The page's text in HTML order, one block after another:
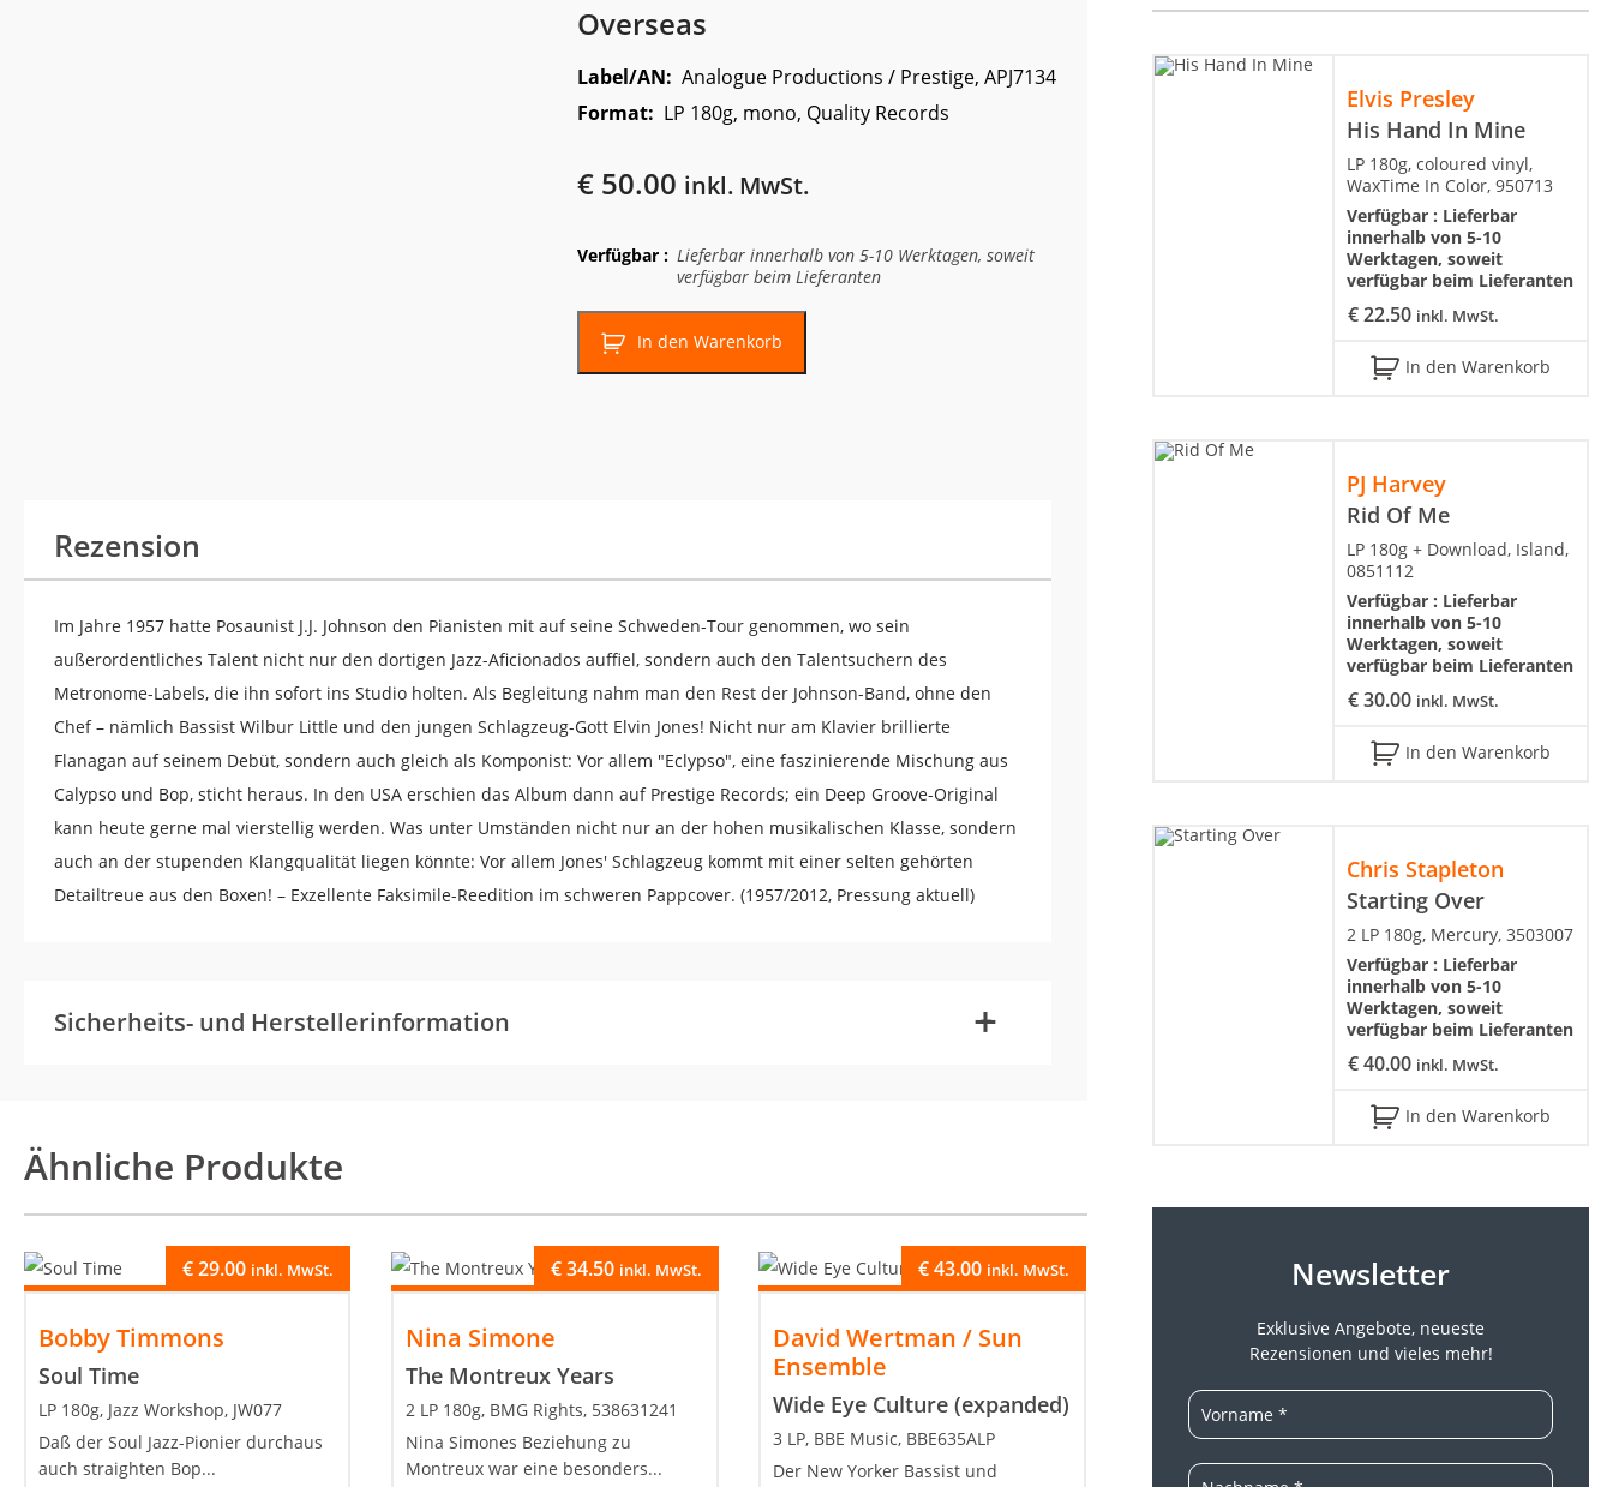
Overseas
Label/AN: Analogue Productions / Prestige, APJ7134
Format: LP 180g, mono, Quality Records
€50.00 inkl. MwSt.
Verfügbar : Lieferbar innerhalb von 5-10 Werktagen, soweit
verfügbar beim Lieferanten
In den Warenkorb
Rezension
Im Jahre 1957 hatte Posaunist J.J. Johnson den Pianisten mit auf seine Schweden-Tour genommen, wo sein
außerordentliches Talent nicht nur den dortigen Jazz-Aficionados auffiel, sondern auch den Talentsuchern des
Metronome-Labels, die ihn sofort ins Studio holten. Als Begleitung nahm man den Rest der Johnson-Band, ohne den
Chef – nämlich Bassist Wilbur Little und den jungen Schlagzeug-Gott Elvin Jones! Nicht nur am Klavier brillierte
Flanagan auf seinem Debüt, sondern auch gleich als Komponist: Vor allem "Eclypso", eine faszinierende Mischung aus
Calypso und Bop, sticht heraus. In den USA erschien das Album dann auf Prestige Records; ein Deep Groove-Original
kann heute gerne mal vierstellig werden. Was unter Umständen nicht nur an der hohen musikalischen Klasse, sondern
auch an der stupenden Klangqualität liegen könnte: Vor allem Jones' Schlagzeug kommt mit einer selten gehörten
Detailtreue aus den Boxen! – Exzellente Faksimile-Reedition im schweren Pappcover. (1957/2012, Pressung aktuell)
Sicherheits- und Herstellerinformation +
-
Ähnliche Produkte
Bobby Timmons
Soul Time
€29.00 inkl. MwSt.
LP 180g, Jazz Workshop, JW077
Daß der Soul Jazz-Pionier durchaus
auch straighten Bop...
Nina Simone
The Montreux Years
€34.50 inkl. MwSt.
2 LP 180g, BMG Rights, 538631241
Nina Simones Beziehung zu
Montreux war eine besonders...
David Wertman / Sun
Ensemble
Wide Eye Culture (expanded)
€43.00 inkl. MwSt.
3 LP, BBE Music, BBE635ALP
Der New Yorker Bassist und
Elvis Presley
His Hand In Mine
€22.50 inkl. MwSt.
LP 180g, coloured vinyl,
WaxTime In Color, 950713
Verfügbar : Lieferbar
innerhalb von 5-10
Werktagen, soweit
verfügbar beim Lieferanten
In den Warenkorb
PJ Harvey
Rid Of Me
€30.00 inkl. MwSt.
LP 180g + Download, Island,
0851112
Verfügbar : Lieferbar
innerhalb von 5-10
Werktagen, soweit
verfügbar beim Lieferanten
In den Warenkorb
Chris Stapleton
Starting Over
€40.00 inkl. MwSt.
2 LP 180g, Mercury, 3503007
Verfügbar : Lieferbar
innerhalb von 5-10
Werktagen, soweit
verfügbar beim Lieferanten
In den Warenkorb
Newsletter
Exklusive Angebote, neueste
Rezensionen und vieles mehr!